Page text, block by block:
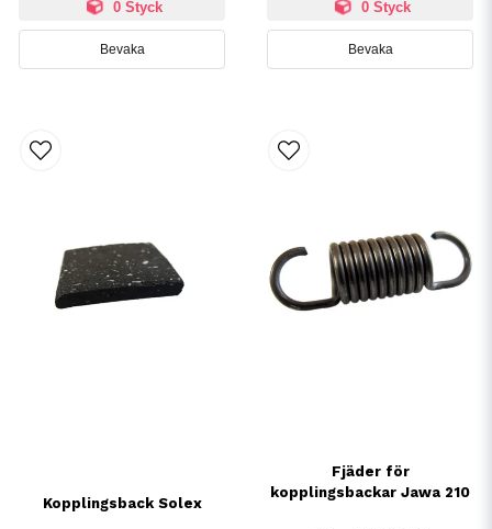
0 Styck
Bevaka
0 Styck
Bevaka
Kopplingsback Solex
Fjäder för
kopplingsbackar Jawa 210